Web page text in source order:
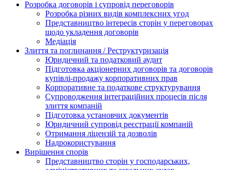
Розробка договорів і супровід переговорів
Розробка різних видів комплексних угод
Представництво інтересів сторін у переговорах
щодо укладення договорів
Медіація
Злиття та поглинання / Реструктуризація
Юридичний та податковий аудит
Підготовка акціонерних договорів та договорів
купівлі-продажу корпоративних прав
Корпоративне та податкове структурування
Супроводження інтеграційних процесів після
злиття компаній
Підготовка установчих документів
Юридичний супровід реєстрації компаній
Отримання ліцензій та дозволів
Надрокористування
Вирішення спорів
Представництво сторін у господарських,